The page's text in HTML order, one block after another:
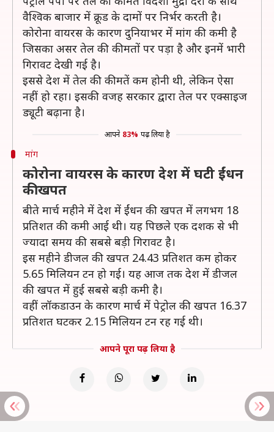
वैश्विक बाजार में क्रूड के दामों पर निर्भर करती है।
कोरोना वायरस के कारण दुनियाभर में मांग की कमी है
जिसका असर तेल की कीमतों पर पड़ा है और इनमें भारी
गिरावट देखी गई है।
इससे देश में तेल की कीमतें कम होनी थी, लेकिन ऐसा
नहीं हो रहा। इसकी वजह सरकार द्वारा तेल पर एक्साइज
ड्यूटी बढ़ाना है।
आपने 83% पढ़ लिया है
मांग
कोरोना वायरस के कारण देश में घटी ईंधन
की खपत
बीते मार्च महीने में देश में ईंधन की खपत में लगभग 18
प्रतिशत की कमी आई थी। यह पिछले एक दशक से भी
ज्यादा समय की सबसे बड़ी गिरावट है।
इस महीने डीजल की खपत 24.43 प्रतिशत कम होकर
5.65 मिलियन टन हो गई। यह आज तक देश में डीजल
की खपत में हुई सबसे बड़ी कमी है।
वहीं लॉकडाउन के कारण मार्च में पेट्रोल की खपत 16.37
प्रतिशत घटकर 2.15 मिलियन टन रह गई थी।
आपने पूरा पढ़ लिया है